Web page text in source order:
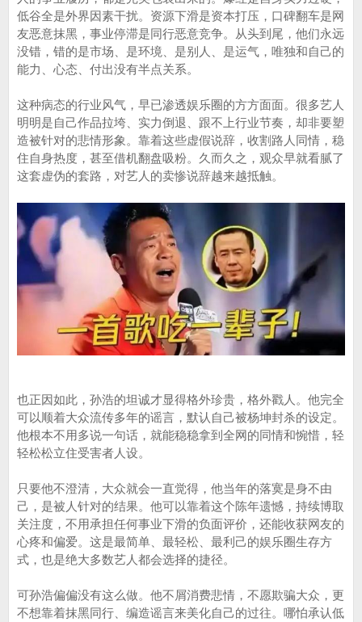
低谷全是外界因素干扰。资源下滑是资本打压，口碑翻车是网
友恶意抹黑，事业停滞是同行恶意竞争。从头到尾，他们永远
没错，错的是市场、是环境、是别人、是运气，唯独和自己的
能力、心态、付出没有半点关系。
这种病态的行业风气，早已渗透娱乐圈的方方面面。很多艺人
明明是自己作品拉垮、实力倒退、跟不上行业节奏，却非要塑
造被针对的悲情形象。靠着这些虚假说辞，收割路人同情，稳
住自身热度，甚至借机翻盘吸粉。久而久之，观众早就看腻了
这套虚伪的套路，对艺人的卖惨说辞越来越抵触。
也正因如此，孙浩的坦诚才显得格外珍贵，格外戳人。他完全
可以顺着大众流传多年的谣言，默认自己被杨坤封杀的设定。
他根本不用多说一句话，就能稳稳拿到全网的同情和惋惜，轻
轻松松立住受害者人设。
只要他不澄清，大众就会一直觉得，他当年的落寞是身不由
己，是被人针对的结果。他可以靠着这个陈年遗憾，持续博取
关注度，不用承担任何事业下滑的负面评价，还能收获网友的
心疼和偏爱。这是最简单、最轻松、最利己的娱乐圈生存方
式，也是绝大多数艺人都会选择的捷径。
可孙浩偏偏没有这么做。他不屑消费悲情，不愿欺骗大众，更
不想靠着抹黑同行、编造谣言来美化自己的过往。哪怕承认低